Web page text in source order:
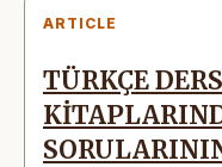
ARTICLE
TÜRKÇE DERS